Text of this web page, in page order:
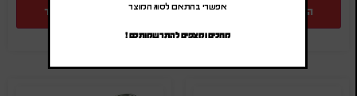
הוספה להצעת מחיר הוספה להצעת מחיראפשרי בהתאם לסוג המוצר
מחכים ומצפים להתרשמותכם !